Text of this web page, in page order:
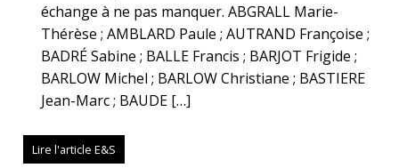
échange à ne pas manquer. ABGRALL Marie-
Thérèse ; AMBLARD Paule ; AUTRAND Françoise ;
BADRÉ Sabine ; BALLE Francis ; BARJOT Frigide ;
BARLOW Michel ; BARLOW Christiane ; BASTIERE
Jean-Marc ; BAUDE […]
Lire l'article E&S